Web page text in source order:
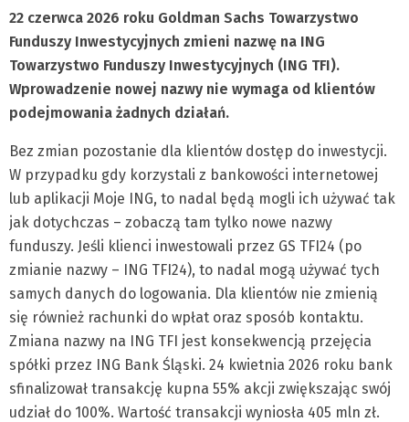
22 czerwca 2026 roku Goldman Sachs Towarzystwo
Funduszy Inwestycyjnych zmieni nazwę na ING
Towarzystwo Funduszy Inwestycyjnych (ING TFI).
Wprowadzenie nowej nazwy nie wymaga od klientów
podejmowania żadnych działań.
Bez zmian pozostanie dla klientów dostęp do inwestycji.
W przypadku gdy korzystali z bankowości internetowej
lub aplikacji Moje ING, to nadal będą mogli ich używać tak
jak dotychczas – zobaczą tam tylko nowe nazwy
funduszy. Jeśli klienci inwestowali przez GS TFI24 (po
zmianie nazwy – ING TFI24), to nadal mogą używać tych
samych danych do logowania. Dla klientów nie zmienią
się również rachunki do wpłat oraz sposób kontaktu.
Zmiana nazwy na ING TFI jest konsekwencją przejęcia
spółki przez ING Bank Śląski. 24 kwietnia 2026 roku bank
sfinalizował transakcję kupna 55% akcji zwiększając swój
udział do 100%. Wartość transakcji wyniosła 405 mln zł.